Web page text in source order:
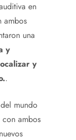
en
ambos
una
y
y
.
mundo
ambos